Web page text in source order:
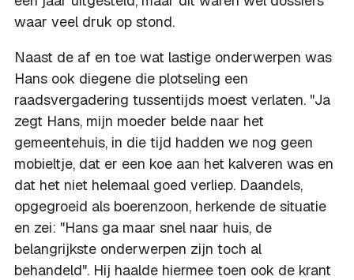
waar veel druk op stond.
Naast de af en toe wat lastige onderwerpen was
Hans ook diegene die plotseling een
raadsvergadering tussentijds moest verlaten. "Ja
zegt Hans, mijn moeder belde naar het
gemeentehuis, in die tijd hadden we nog geen
mobieltje, dat er een koe aan het kalveren was en
dat het niet helemaal goed verliep. Daandels,
opgegroeid als boerenzoon, herkende de situatie
en zei: "Hans ga maar snel naar huis, de
belangrijkste onderwerpen zijn toch al
behandeld". Hij haalde hiermee toen ook de krant